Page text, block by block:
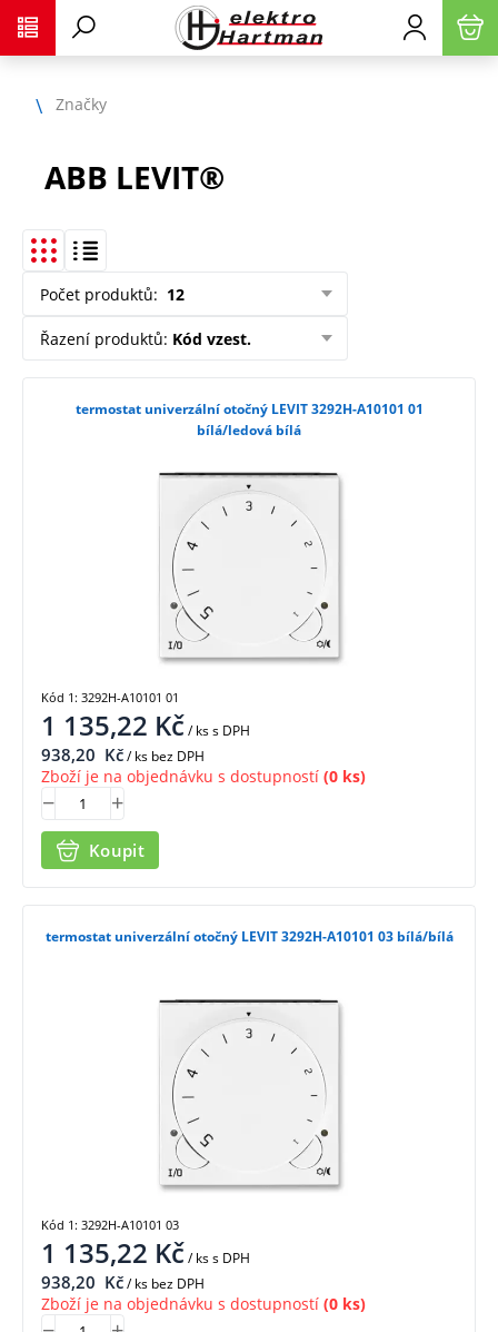
Značky
ABB LEVIT®
Počet produktů: 12
Řazení produktů: Kód vzest.
termostat univerzální otočný LEVIT 3292H-A10101 01
bílá/ledová bílá
1 135,22 Kč/ kss DPH
938,20 Kč/ ks bez DPH
Zboží je na objednávku s dostupností (0 ks)
Koupit
Kód 1: 3292H-A10101 01
termostat univerzální otočný LEVIT 3292H-A10101 03 bílá/bílá
1 135,22 Kč/ kss DPH
938,20 Kč/ ks bez DPH
Zboží je na objednávku s dostupností (0 ks)
Kód 1: 3292H-A10101 03